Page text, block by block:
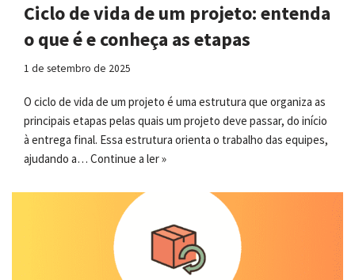
Ciclo de vida de um projeto: entenda
o que é e conheça as etapas
1 de setembro de 2025
O ciclo de vida de um projeto é uma estrutura que organiza as
principais etapas pelas quais um projeto deve passar, do início
à entrega final. Essa estrutura orienta o trabalho das equipes,
ajudando a… Continue a ler »